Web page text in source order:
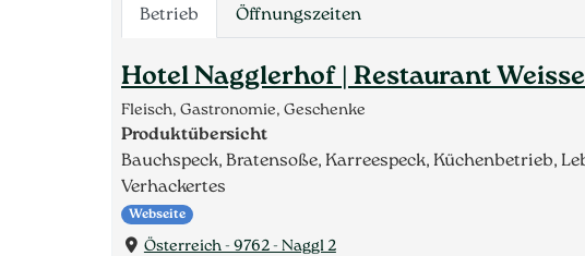
Betrieb Öffnungszeiten
Hotel Nagglerhof | Restaurant
Fleisch, Gastronomie, Geschenke
Produktübersicht
Bauchspeck, Bratensoße, Karreespeck, Küchenbetrieb,
Verhackertes
Webseite
Österreich - 9762 - Naggl 2